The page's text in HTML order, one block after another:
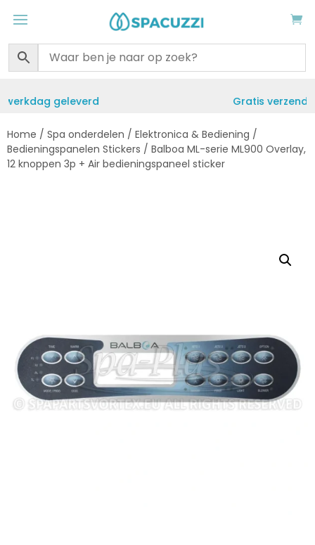
Gratis verzending vanaf €50
Home / Spa onderdelen / Elektronica & Bediening /
Bedieningspanelen Stickers / Balboa ML-serie ML900 Overlay,
12 knoppen 3p + Air bedieningspaneel sticker